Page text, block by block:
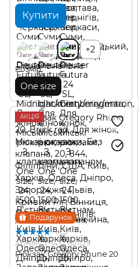
Купити
+2
Розмір
One size
Подарунок
АКЦІЯ
1
Артикул: 143375/1129
Рюкзак Gregory Rhune 20